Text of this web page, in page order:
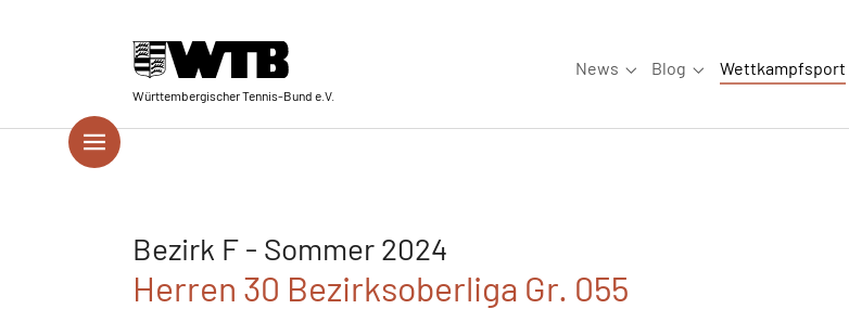
Württembergischer Tennis-Bund e.V.
News
Submenu for "News"
Blog
Submenu for "Blog"
Wettkampfsport
Bezirk F - Sommer 2024
Herren 30 Bezirksoberliga Gr. 055